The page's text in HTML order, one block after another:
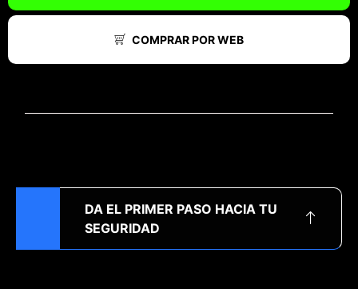
COMPRAR POR WEB
DA EL PRIMER PASO HACIA TU
SEGURIDAD